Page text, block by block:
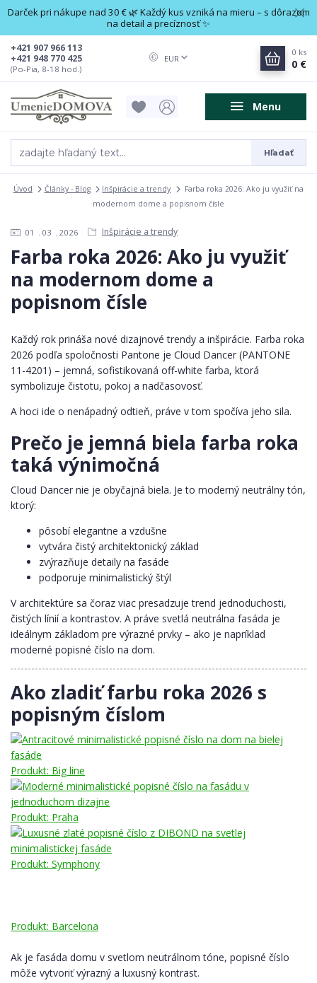
Darček pri nákupe nad 30 € 🌿 Každý kus vzniká na mieru – s dôrazom
na detail a precíznosť ✨
Menu
EUR
Hľadať
+421 948 770 425
+421 907 966 113
(Po-Pia, 8-18 hod.)
0 ks
0 €
Úvod Články - Blog Inšpirácie a trendy
Farba roka 2026: Ako ju využiť na
modernom dome a popisnom čísle
01 03 2026 Inšpirácie a trendy
Farba roka 2026: Ako ju využiť
na modernom dome a
popisnom čísle
Každý rok prináša nové dizajnové trendy a inšpirácie. Farba roka
2026 podľa spoločnosti Pantone je Cloud Dancer (PANTONE
11-4201) – jemná, sofistikovaná off-white farba, ktorá
symbolizuje čistotu, pokoj a nadčasovosť.
A hoci ide o nenápadný odtieň, práve v tom spočíva jeho sila.
Prečo je jemná biela farba roka
taká výnimočná
Cloud Dancer nie je obyčajná biela. Je to moderný neutrálny tón,
ktorý:
pôsobí elegantne a vzdušne
vytvára čistý architektonický základ
zvýrazňuje detaily na fasáde
podporuje minimalistický štýl
V architektúre sa čoraz viac presadzuje trend jednoduchosti,
čistých línií a kontrastov. A práve svetlá neutrálna fasáda je
ideálnym základom pre výrazné prvky – ako je napríklad
moderné popisné číslo na dom.
Ako zladiť farbu roka 2026 s
popisným číslom
Produkt: Big line
Produkt: Praha
Produkt: Symphony
Produkt: Barcelona
Ak je fasáda domu v svetlom neutrálnom tóne, popisné číslo
môže vytvoriť výrazný a luxusný kontrast.